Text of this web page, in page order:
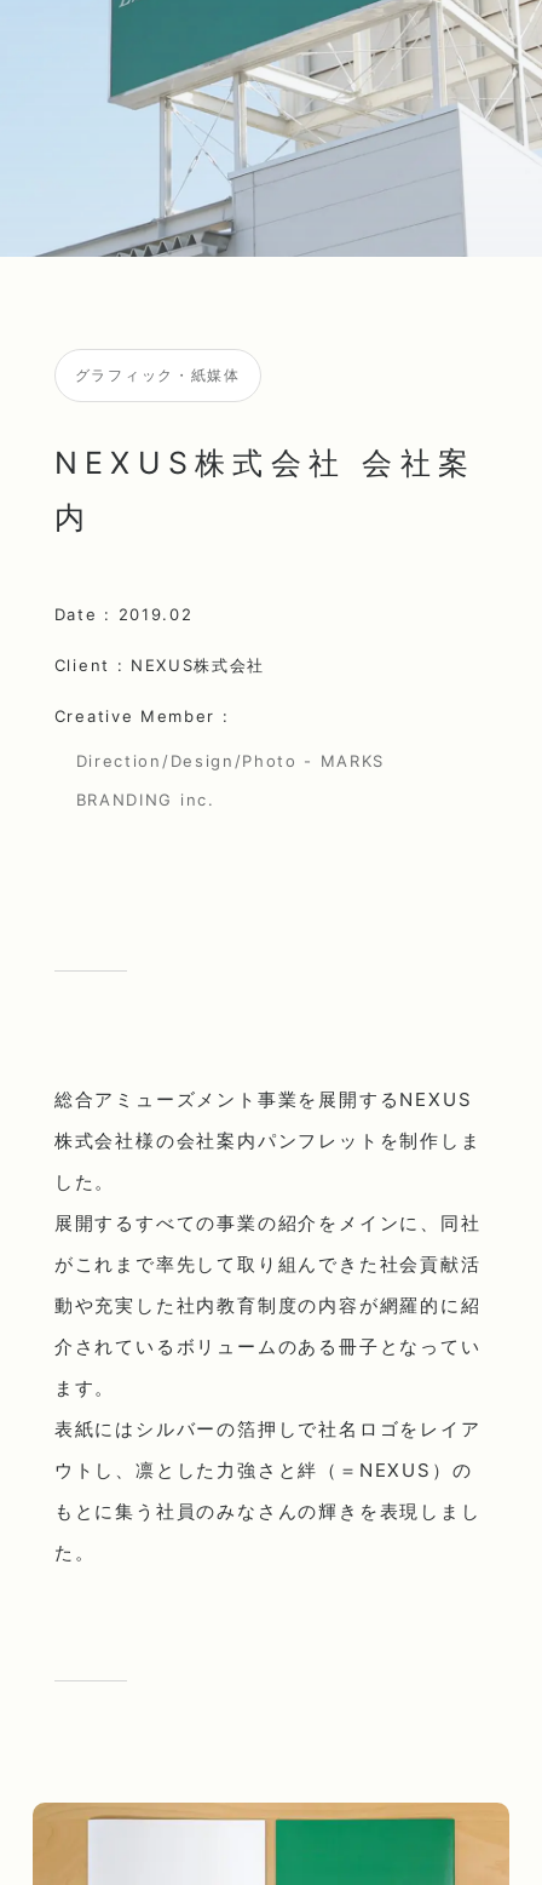
グラフィック・紙媒体
NEXUS株式会社 会社案
内
Date : 2019.02
Client : NEXUS株式会社
Creative Member :
Direction/Design/Photo - MARKS
BRANDING inc.
総合アミューズメント事業を展開するNEXUS
株式会社様の会社案内パンフレットを制作しま
した。
展開するすべての事業の紹介をメインに、同社
がこれまで率先して取り組んできた社会貢献活
動や充実した社内教育制度の内容が網羅的に紹
介されているボリュームのある冊子となってい
ます。
表紙にはシルバーの箔押しで社名ロゴをレイア
ウトし、凛とした力強さと絆（＝NEXUS）の
もとに集う社員のみなさんの輝きを表現しまし
た。